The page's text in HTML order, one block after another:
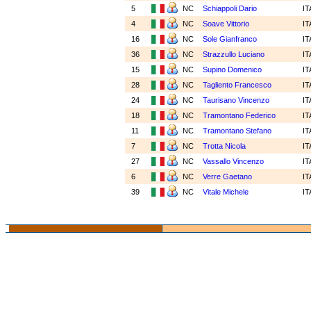
5
NC Schiappoli Dario
4
NC Soave Vittorio
16
NC Sole Gianfranco
36
NC Strazzullo Luciano
15
NC Supino Domenico
28
NC Tagliento Francesco
24
NC Taurisano Vincenzo
18
NC Tramontano Federico
11
NC Tramontano Stefano
7
NC Trotta Nicola
27
NC Vassallo Vincenzo
6
NC Verre Gaetano
39
NC Vitale Michele